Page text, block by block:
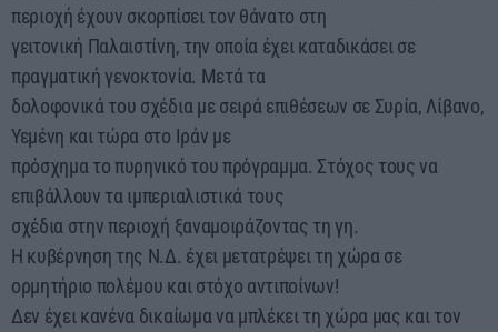
περιοχή έχουν σκορπίσει τον θάνατο στη
γειτονική Παλαιστίνη, την οποία έχει καταδικάσει σε
πραγματική γενοκτονία. Μετά τα
δολοφονικά του σχέδια με σειρά επιθέσεων σε Συρία, Λίβανο,
Υεμένη και τώρα στο Ιράν με
πρόσχημα το πυρηνικό του πρόγραμμα. Στόχος τους να
επιβάλλουν τα ιμπεριαλιστικά τους
σχέδια στην περιοχή ξαναμοιράζοντας τη γη.
Η κυβέρνηση της Ν.Δ. έχει μετατρέψει τη χώρα σε
ορμητήριο πολέμου και στόχο αντιποίνων!
Δεν έχει κανένα δικαίωμα να μπλέκει τη χώρα μας και τον